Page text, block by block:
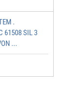
.
61508 SIL 3
...